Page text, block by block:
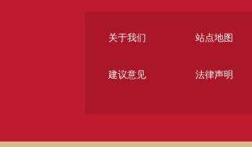
关于我们 站点地图
建议意见 法律声明